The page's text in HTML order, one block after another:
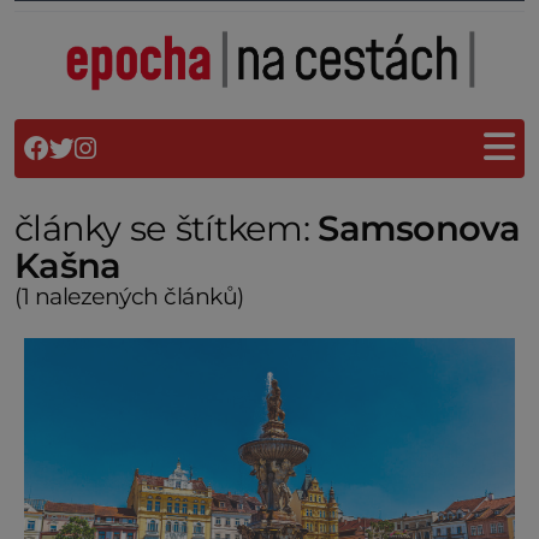
články se štítkem: Samsonova
Kašna
(1 nalezených článků)